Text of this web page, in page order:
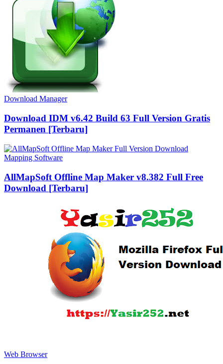
Download Manager
Download IDM v6.42 Build 63 Full Version Gratis
Permanen [Terbaru]
Mapping Software
AllMapSoft Offline Map Maker v8.382 Full Free
Download [Terbaru]
Web Browser